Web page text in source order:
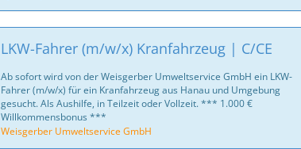
LKW-Fahrer (m/w/x) Kranfahrzeug | C/CE
Ab sofort wird von der Weisgerber Umweltservice GmbH ein LKW-
Fahrer (m/w/x) für ein Kranfahrzeug aus Hanau und Umgebung
gesucht. Als Aushilfe, in Teilzeit oder Vollzeit. *** 1.000 €
Willkommensbonus ***
Weisgerber Umweltservice GmbH